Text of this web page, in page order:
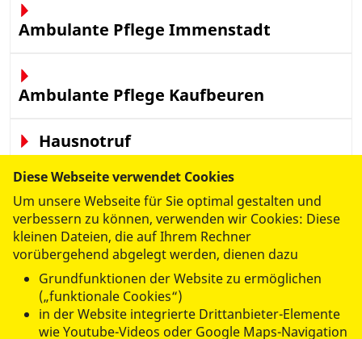
Ambulante Pflege Immenstadt
Ambulante Pflege Kaufbeuren
Hausnotruf
ASB-Tagespflege "Im Färberhof"
Immenstadt
ASB-Tagespflege "Birkenmoos"
Rettenberg
Diese Webseite verwendet Cookies
Um unsere Webseite für Sie optimal gestalten und
verbessern zu können, verwenden wir Cookies: Diese
kleinen Dateien, die auf Ihrem Rechner
vorübergehend abgelegt werden, dienen dazu
Grundfunktionen der Website zu ermöglichen
(„funktionale Cookies“)
in der Website integrierte Drittanbieter-Elemente
wie Youtube-Videos oder Google Maps-Navigation